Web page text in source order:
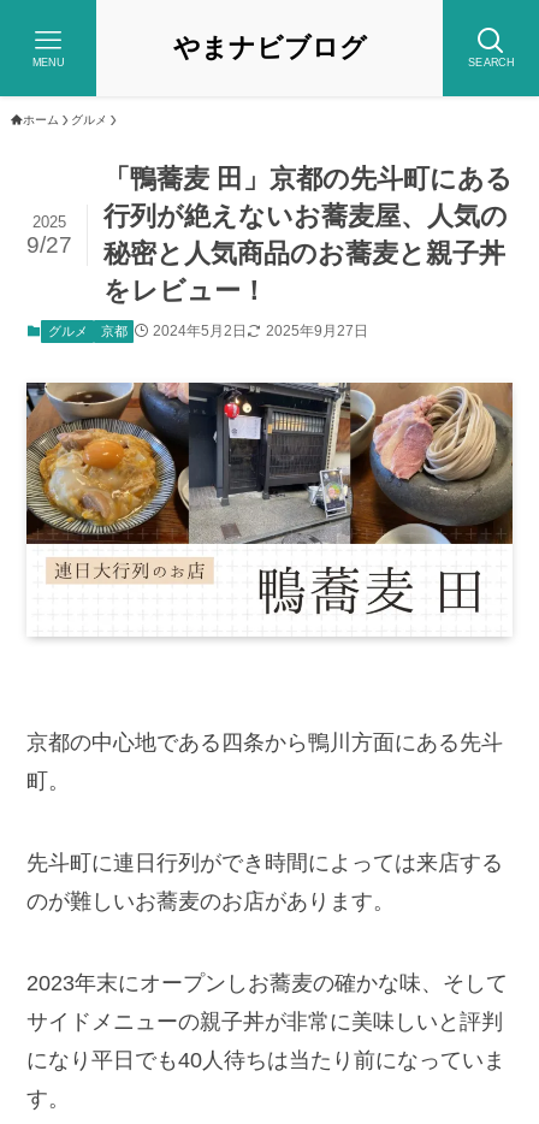
やまナビブログ SEARCH
MENU
ホーム グルメ
「鴨蕎麦 田」京都の先斗町にある
行列が絶えないお蕎麦屋、人気の
秘密と人気商品のお蕎麦と親子丼
をレビュー！
2025
9/27
グルメ 京都 2024年5月2日 2025年9月27日
京都の中心地である四条から鴨川方面にある先斗
町。
先斗町に連日行列ができ時間によっては来店する
のが難しいお蕎麦のお店があります。
2023年末にオープンしお蕎麦の確かな味、そして
サイドメニューの親子丼が非常に美味しいと評判
になり平日でも40人待ちは当たり前になっていま
す。